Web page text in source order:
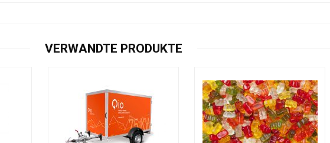
VERWANDTE PRODUKTE